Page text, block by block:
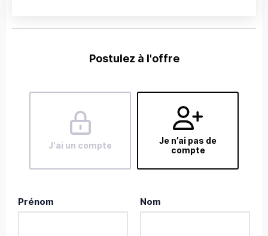
Postulez à l'offre
J'ai un compte
Je n’ai pas de
compte
Prénom Nom